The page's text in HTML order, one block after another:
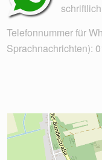
Telefonnummer für
Sprachnachrichten):